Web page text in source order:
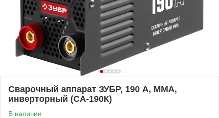
Сварочный аппарат ЗУБР, 190 А, MMA,
инверторный (СА-190К)
В наличии